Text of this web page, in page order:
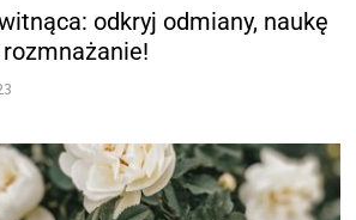
odkryj odmiany, naukę